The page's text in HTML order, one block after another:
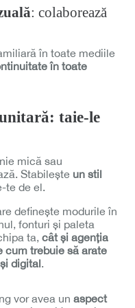
: colaborează
în toate mediile
în toate
taie-le
mică sau
Stabilește un stil
te de el.
definește modurile în
fonturi și paleta
ta, cât și agenția
cum trebuie să arate
digital.
vor avea un aspect